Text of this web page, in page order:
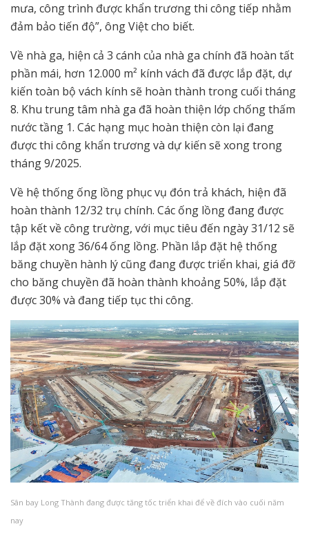
mưa, công trình được khẩn trương thi công tiếp nhằm
đảm bảo tiến độ”, ông Việt cho biết.
Về nhà ga, hiện cả 3 cánh của nhà ga chính đã hoàn tất
phần mái, hơn 12.000 m² kính vách đã được lắp đặt, dự
kiến toàn bộ vách kính sẽ hoàn thành trong cuối tháng
8. Khu trung tâm nhà ga đã hoàn thiện lớp chống thấm
nước tầng 1. Các hạng mục hoàn thiện còn lại đang
được thi công khẩn trương và dự kiến sẽ xong trong
tháng 9/2025.
Về hệ thống ống lồng phục vụ đón trả khách, hiện đã
hoàn thành 12/32 trụ chính. Các ống lồng đang được
tập kết về công trường, với mục tiêu đến ngày 31/12 sẽ
lắp đặt xong 36/64 ống lồng. Phần lắp đặt hệ thống
băng chuyền hành lý cũng đang được triển khai, giá đỡ
cho băng chuyền đã hoàn thành khoảng 50%, lắp đặt
được 30% và đang tiếp tục thi công.
Sân bay Long Thành đang được tăng tốc triển khai để về đích vào cuối năm
nay